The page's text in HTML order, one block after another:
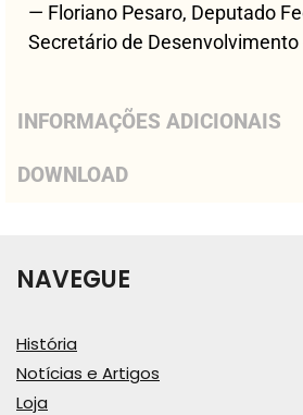
— Floriano Pesaro, Deputado
Secretário de Desenvolvimento
INFORMAÇÕES ADICIONAIS
DOWNLOAD
NAVEGUE
História
Notícias e Artigos
Loja